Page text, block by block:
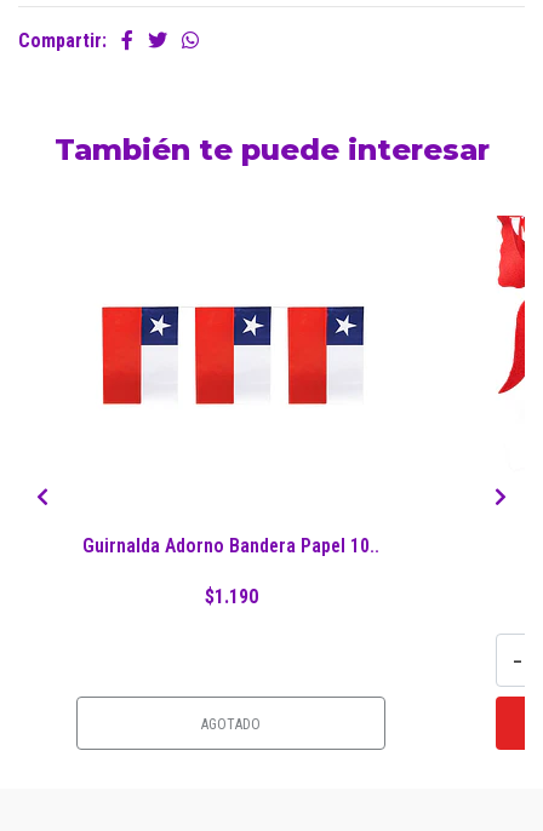
Compartir:
También te puede interesar
Guirnalda Adorno Bandera Papel 10..
$1.190
AGOTADO
-